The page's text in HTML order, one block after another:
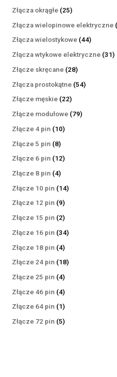
Złącza okrągłe 2525
produktów
Złącza wielopinowe elektryczne
Złącza wielostykowe 4444
produkty
Złącza wtykowe elektryczne 3131
Złącze skręcane 2828
produktów
Złącza prostokątne 5454
Złącze męskie 2222
produkty
Złącze modułowe 7979
Złącze 4 pin 1010
Złącze 5 pin 88
produktów
Złącze 6 pin 1212
Złącze 8 pin 44
produkty
Złącze 10 pin 1414
Złącze 12 pin 99
produktów
Złącze 15 pin 22
produkty
Złącze 16 pin 3434
Złącze 18 pin 44
produkty
Złącze 24 pin 1818
Złącze 25 pin 44
produkty
Złącze 46 pin 44
produkty
Złącze 64 pin 11
produkt
Złącze 72 pin 55